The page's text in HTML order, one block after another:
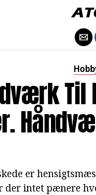
Til
er
der intet pænere